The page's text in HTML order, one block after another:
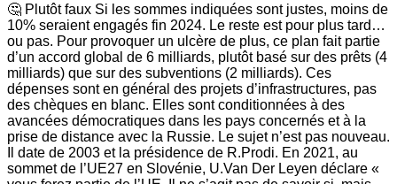
🤔 Plutôt faux Si les sommes indiquées sont justes, moins de
10% seraient engagés fin 2024. Le reste est pour plus tard…
ou pas. Pour provoquer un ulcère de plus, ce plan fait partie
d’un accord global de 6 milliards, plutôt basé sur des prêts (4
milliards) que sur des subventions (2 milliards). Ces
dépenses sont en général des projets d’infrastructures, pas
des chèques en blanc. Elles sont conditionnées à des
avancées démocratiques dans les pays concernés et à la
prise de distance avec la Russie. Le sujet n’est pas nouveau.
Il date de 2003 et la présidence de R.Prodi. En 2021, au
sommet de l’UE27 en Slovénie, U.Van Der Leyen déclare «